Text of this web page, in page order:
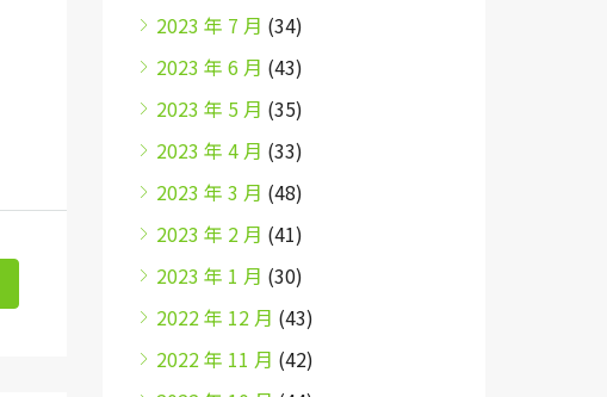
2023 年 7 月 (34)
2023 年 6 月 (43)
2023 年 5 月 (35)
2023 年 4 月 (33)
2023 年 3 月 (48)
2023 年 2 月 (41)
2023 年 1 月 (30)
2022 年 12 月 (43)
2022 年 11 月 (42)